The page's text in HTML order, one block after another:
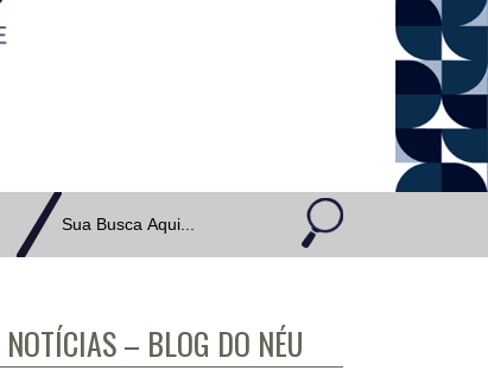
NOTÍCIAS – BLOG DO NÉU